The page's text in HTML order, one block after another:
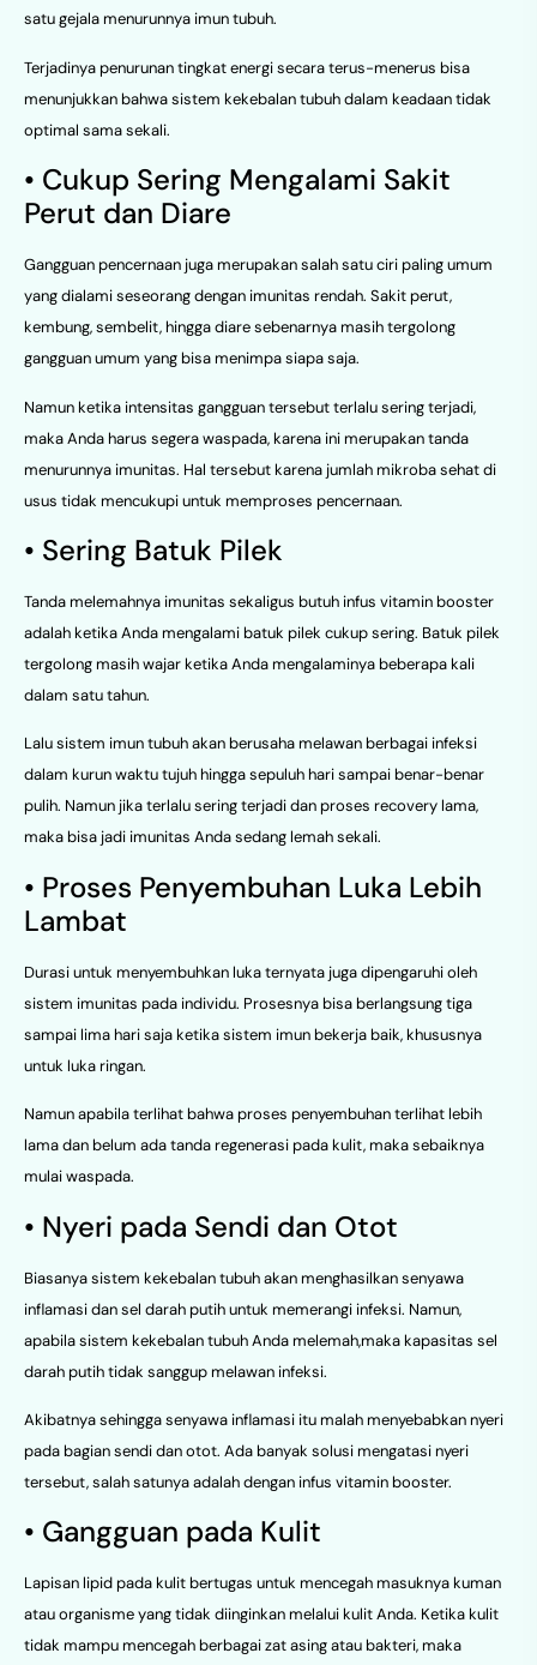
satu gejala menurunnya imun tubuh.
Terjadinya penurunan tingkat energi secara terus-menerus bisa
menunjukkan bahwa sistem kekebalan tubuh dalam keadaan tidak
optimal sama sekali.
• Cukup Sering Mengalami Sakit
Perut dan Diare
Gangguan pencernaan juga merupakan salah satu ciri paling umum
yang dialami seseorang dengan imunitas rendah. Sakit perut,
kembung, sembelit, hingga diare sebenarnya masih tergolong
gangguan umum yang bisa menimpa siapa saja.
Namun ketika intensitas gangguan tersebut terlalu sering terjadi,
maka Anda harus segera waspada, karena ini merupakan tanda
menurunnya imunitas. Hal tersebut karena jumlah mikroba sehat di
usus tidak mencukupi untuk memproses pencernaan.
• Sering Batuk Pilek
Tanda melemahnya imunitas sekaligus butuh infus vitamin booster
adalah ketika Anda mengalami batuk pilek cukup sering. Batuk pilek
tergolong masih wajar ketika Anda mengalaminya beberapa kali
dalam satu tahun.
Lalu sistem imun tubuh akan berusaha melawan berbagai infeksi
dalam kurun waktu tujuh hingga sepuluh hari sampai benar-benar
pulih. Namun jika terlalu sering terjadi dan proses recovery lama,
maka bisa jadi imunitas Anda sedang lemah sekali.
• Proses Penyembuhan Luka Lebih
Lambat
Durasi untuk menyembuhkan luka ternyata juga dipengaruhi oleh
sistem imunitas pada individu. Prosesnya bisa berlangsung tiga
sampai lima hari saja ketika sistem imun bekerja baik, khususnya
untuk luka ringan.
Namun apabila terlihat bahwa proses penyembuhan terlihat lebih
lama dan belum ada tanda regenerasi pada kulit, maka sebaiknya
mulai waspada.
• Nyeri pada Sendi dan Otot
Biasanya sistem kekebalan tubuh akan menghasilkan senyawa
inflamasi dan sel darah putih untuk memerangi infeksi. Namun,
apabila sistem kekebalan tubuh Anda melemah,maka kapasitas sel
darah putih tidak sanggup melawan infeksi.
Akibatnya sehingga senyawa inflamasi itu malah menyebabkan nyeri
pada bagian sendi dan otot. Ada banyak solusi mengatasi nyeri
tersebut, salah satunya adalah dengan infus vitamin booster.
• Gangguan pada Kulit
Lapisan lipid pada kulit bertugas untuk mencegah masuknya kuman
atau organisme yang tidak diinginkan melalui kulit Anda. Ketika kulit
tidak mampu mencegah berbagai zat asing atau bakteri, maka